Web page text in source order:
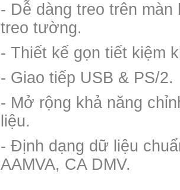
- Dễ dàng treo trên màn
treo tường.
- Thiết kế gọn tiết kiệm
- Giao tiếp USB & PS/2.
- Mở rộng khả năng
liệu.
- Định dạng dữ liệu
AAMVA, CA DMV.